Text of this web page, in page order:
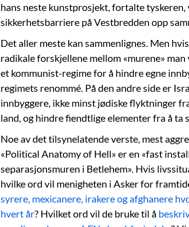
hans neste kunstprosjekt, fortalte tyskeren,
sikkerhetsbarriere på Vestbredden opp
Det aller meste kan sammenlignes. Men
radikale forskjellene mellom «murene»
et kommunist-regime for å hindre egne
regimets renommé. På den andre side er
innbyggere, ikke minst jødiske flyktninger
land, og hindre fiendtlige elementer fra å ta
Noe av det tilsynelatende verste, mest
«Political Anatomy of Hell» er en «fast
separasjonsmuren i Betlehem». Hvis
hvilke ord vil menigheten i Asker for
syrere, mexicanere, irakere og afghanere
hvert år? Hvilket ord vil de bruke til å